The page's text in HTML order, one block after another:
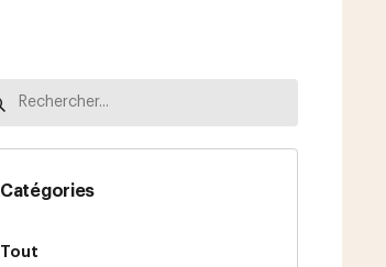
Catégories
Tout